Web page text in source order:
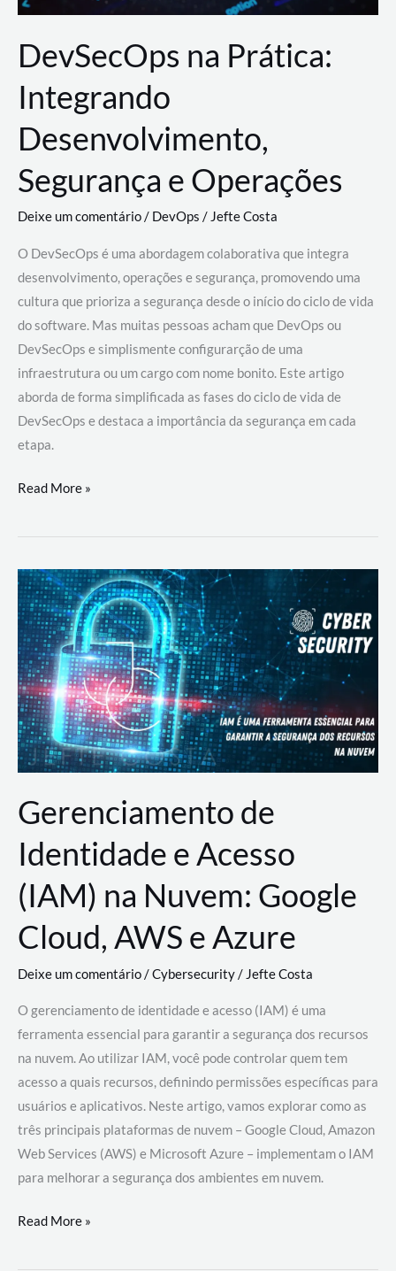
DevSecOps na Prática:
Integrando
Desenvolvimento,
Segurança e Operações
Deixe um comentário/ DevOps /Jefte Costa
O DevSecOps é uma abordagem colaborativa que integra
desenvolvimento, operações e segurança, promovendo uma
cultura que prioriza a segurança desde o início do ciclo de vida
do software. Mas muitas pessoas acham que DevOps ou
DevSecOps e simplismente configurarção de uma
infraestrutura ou um cargo com nome bonito. Este artigo
aborda de forma simplificada as fases do ciclo de vida de
DevSecOps e destaca a importância da segurança em cada
etapa.
DevSecOps
Prática:
Desenvolvimento,
Segurança
e
Operações
Read More »
Gerenciamento de
Identidade e Acesso
(IAM) na Nuvem: Google
Cloud, AWS e Azure
Deixe um comentário/Cybersecurity/ Jefte Costa
O gerenciamento de identidade e acesso (IAM) é uma
ferramenta essencial para garantir a segurança dos recursos
na nuvem. Ao utilizar IAM, você pode controlar quem tem
acesso a quais recursos, definindo permissões específicas para
usuários e aplicativos. Neste artigo, vamos explorar como as
três principais plataformas de nuvem – Google Cloud, Amazon
Web Services (AWS) e Microsoft Azure – implementam o IAM
para melhorar a segurança dos ambientes em nuvem.
Gerenciamento
Read More »